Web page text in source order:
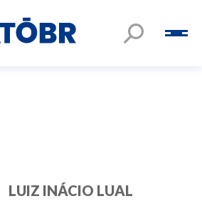
LUIZ INÁCIO LUAL